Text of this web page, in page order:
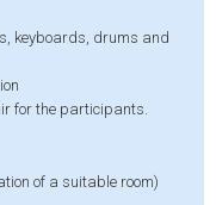
keyboards, drums and
for the participants.
of a suitable room)